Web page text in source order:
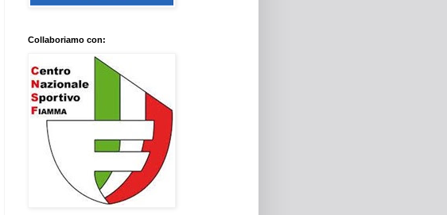
Collaboriamo con: